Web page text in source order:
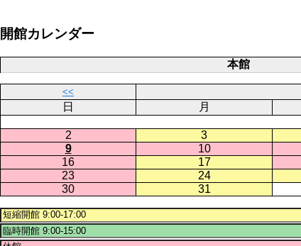
開館カレンダー
本館
<<
日
月
2 3
9
10
16
17
23
24
30
31